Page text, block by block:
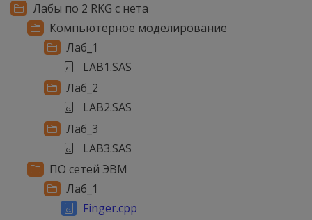
Лабы по 2 RKG с нета
Компьютерное моделирование
Лаб_1
LAB1.SAS
Лаб_2
LAB2.SAS
Лаб_3
LAB3.SAS
ПО сетей ЭВМ
Лаб_1
Finger.cpp